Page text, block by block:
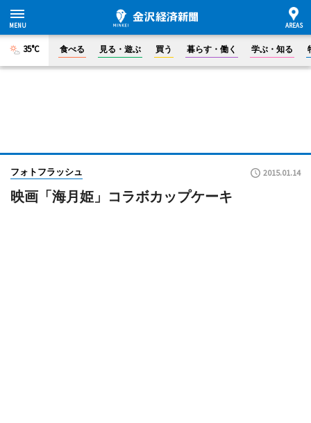
35°C 食べる 見る・遊ぶ 買う 暮らす・働く 学ぶ・知る
フォトフラッシュ 2015.01.14
映画「海月姫」コラボカップケーキ